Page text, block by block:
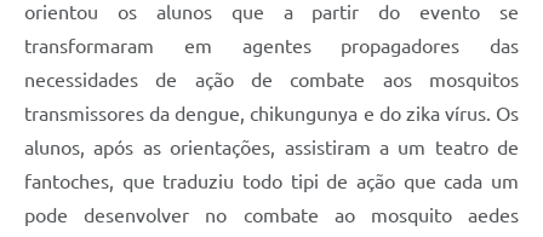
orientou os alunos que a partir do evento se
transformaram em agentes propagadores das
necessidades de ação de combate aos mosquitos
transmissores da dengue, chikungunya e do zika vírus. Os
alunos, após as orientações, assistiram a um teatro de
fantoches, que traduziu todo tipi de ação que cada um
pode desenvolver no combate ao mosquito aedes